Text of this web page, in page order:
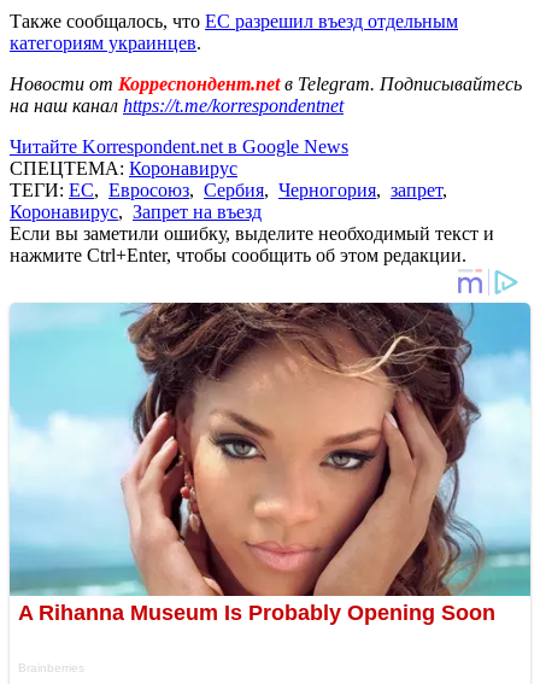
Также сообщалось, что ЕС разрешил въезд отдельным
категориям украинцев.
Новости от Корреспондент.netв Telegram. Подписывайтесь
на наш канал https://t.me/korrespondentnet
Читайте Korrespondent.net в Google News
СПЕЦТЕМА: Коронавирус
ТЕГИ: ЕС, Евросоюз, Сербия, Черногория, запрет,
Коронавирус, Запрет на въезд
Если вы заметили ошибку, выделите необходимый текст и
нажмите Ctrl+Enter, чтобы сообщить об этом редакции.